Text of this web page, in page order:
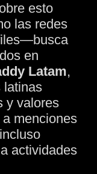
esto
las redes
en
Latam,
latinas
y valores
menciones
actividades